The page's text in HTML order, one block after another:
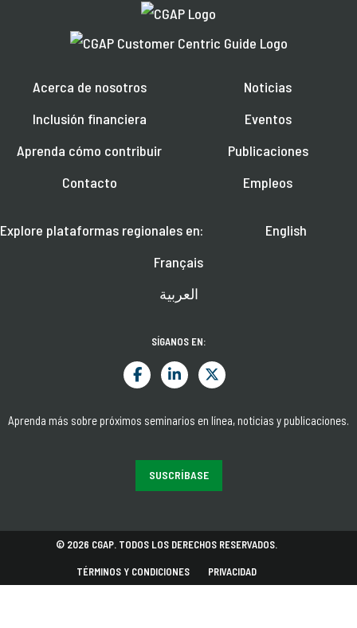
Acerca de nosotros
Inclusión financiera
Aprenda cómo contribuir
Contacto
Noticias
Eventos
Publicaciones
Empleos
Explore plataformas regionales en:
English
Français
العربية
SÍGANOS EN:
Aprenda más sobre próximos seminarios en línea, noticias y publicaciones.
SUSCRÍBASE
© 2026 CGAP. TODOS LOS DERECHOS RESERVADOS.
TÉRMINOS Y CONDICIONES PRIVACIDAD